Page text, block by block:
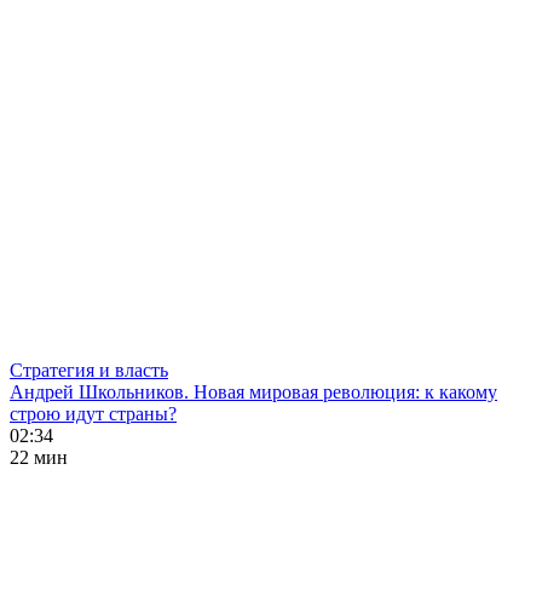
Стратегия и власть
Андрей Школьников. Новая мировая революция: к какому
строю идут страны?
02:34
22 мин